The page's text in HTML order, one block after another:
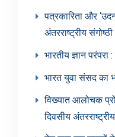
पत्रकारिता और
अंतरराष्ट्रीय
भारतीय ज्ञान परंपरा
भारत युवा संसद का
विख्यात आलोचक
दिवसीय